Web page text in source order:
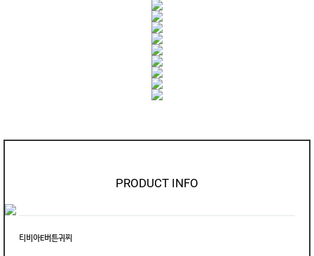
PRODUCT INFO
티비아E버튼귀찌